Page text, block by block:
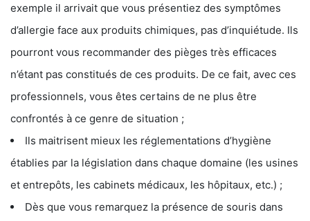
exemple il arrivait que vous présentiez des symptômes
d’allergie face aux produits chimiques, pas d’inquiétude. Ils
pourront vous recommander des pièges très efficaces
n’étant pas constitués de ces produits. De ce fait, avec ces
professionnels, vous êtes certains de ne plus être
confrontés à ce genre de situation ;
Ils maitrisent mieux les réglementations d’hygiène
établies par la législation dans chaque domaine (les usines
et entrepôts, les cabinets médicaux, les hôpitaux, etc.) ;
Dès que vous remarquez la présence de souris dans